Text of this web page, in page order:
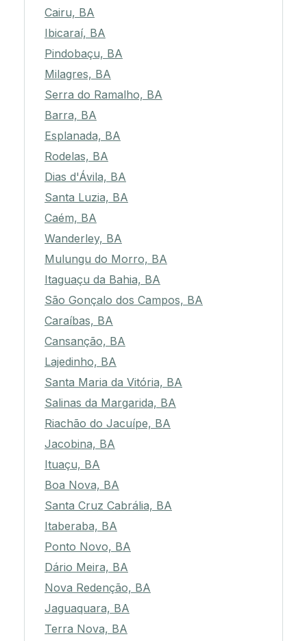
Cairu, BA
Ibicaraí, BA
Pindobaçu, BA
Milagres, BA
Serra do Ramalho, BA
Barra, BA
Esplanada, BA
Rodelas, BA
Dias d'Ávila, BA
Santa Luzia, BA
Caém, BA
Wanderley, BA
Mulungu do Morro, BA
Itaguaçu da Bahia, BA
São Gonçalo dos Campos, BA
Caraíbas, BA
Cansanção, BA
Lajedinho, BA
Santa Maria da Vitória, BA
Salinas da Margarida, BA
Riachão do Jacuípe, BA
Jacobina, BA
Ituaçu, BA
Boa Nova, BA
Santa Cruz Cabrália, BA
Itaberaba, BA
Ponto Novo, BA
Dário Meira, BA
Nova Redenção, BA
Jaguaquara, BA
Terra Nova, BA